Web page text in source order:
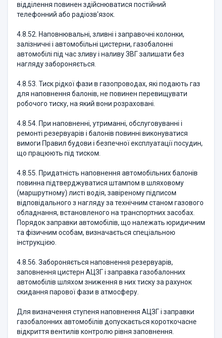
відділення повинен здійснюватися постійний
телефонний або радіозв'язок.
4.8.52. Наповнювальні, зливні і заправочні колонки,
залізничні і автомобільні цистерни, газобалонні
автомобілі під час зливу і наливу ЗВГ залишати без
нагляду забороняється.
4.8.53. Тиск рідкої фази в газопроводах, які подають газ
для наповнення балонів, не повинен перевищувати
робочого тиску, на який вони розраховані.
4.8.54. При наповненні, утриманні, обслуговуванні і
ремонті резервуарів і балонів повинні виконуватися
вимоги Правил будови і безпечної експлуатації посудин,
що працюють під тиском.
4.8.55. Придатність наповнення автомобільних балонів
повинна підтверджуватися штампом в шляховому
(маршрутному) листі водія, завіреному підписом
відповідального з нагляду за технічним станом газового
обладнання, встановленого на транспортних засобах.
Порядок заправки автомобілів, що належать юридичним
та фізичним особам, визначається спеціальною
інструкцією.
4.8.56. Забороняється наповнення резервуарів,
заповнення цистерн АЦЗГ і заправка газобалонних
автомобілів шляхом зниження в них тиску за рахунок
скидання парової фази в атмосферу.
Для визначення ступеня наповнення АЦЗГ і заправки
газобалонних автомобілів допускається короткочасне
відкриття вентилів контролю рівня заповнення.